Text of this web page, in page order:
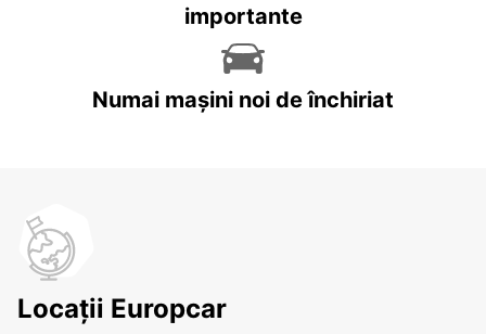
importante
Numai mașini noi de închiriat
Locații Europcar